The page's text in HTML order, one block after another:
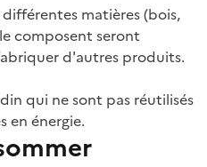
matières (bois,
composent seront
d'autres produits.
qui ne sont pas réutilisés
en énergie.